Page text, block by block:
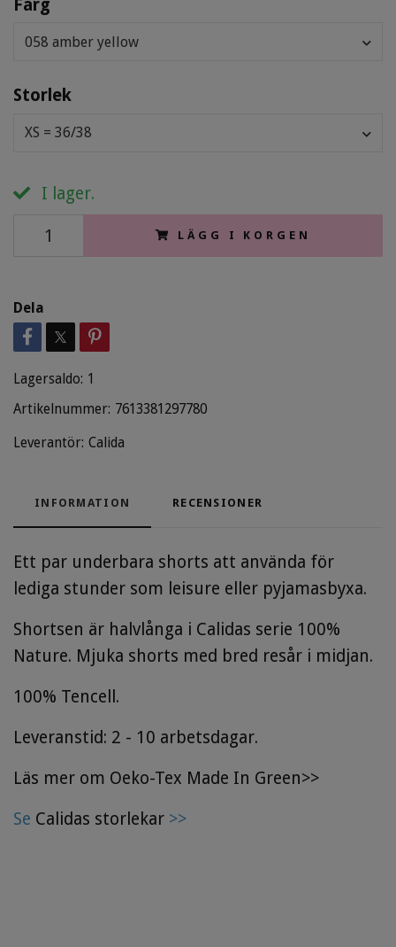
Färg
058 amber yellow
Storlek
XS = 36/38
I lager.
LÄGG I KORGEN
Dela
Lagersaldo: 1
Artikelnummer: 7613381297780
Leverantör: Calida
INFORMATION RECENSIONER
Ett par underbara shorts att använda för
lediga stunder som leisure eller pyjamasbyxa.
Shortsen är halvlånga i Calidas serie 100%
Nature. Mjuka shorts med bred resår i midjan.
100% Tencell.
Leveranstid: 2 - 10 arbetsdagar.
Läs mer om Oeko-Tex Made In Green>>
Se Calidas storlekar >>